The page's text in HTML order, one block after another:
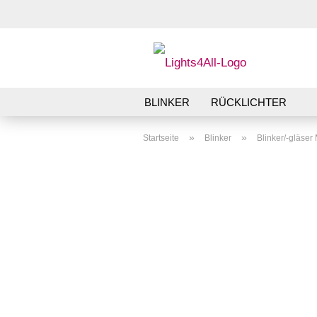
BLINKER RÜCKLICHTER
Startseite » Blinker » Blinker/-gläser